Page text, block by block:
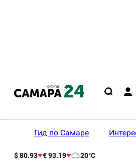
Гид по Самаре
$ 80.93 € 93.19 20°C